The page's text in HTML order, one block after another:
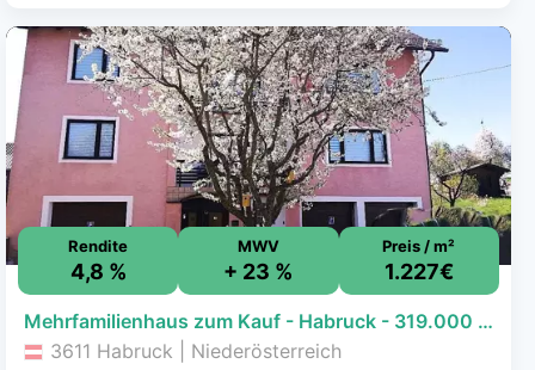
Rendite
4,8 %
MWV
+ 23 %
Preis / m²
1.227€
Mehrfamilienhaus zum Kauf - Habruck - 319.000 € - 12 Zimmer, 260 m², 838 m² Grundstück
3611 Habruck | Niederösterreich